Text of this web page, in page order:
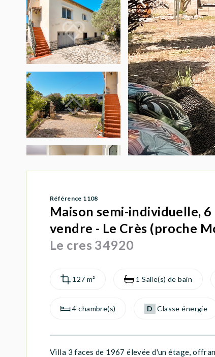
Référence 1108
Maison semi-individuelle, 6
vendre - Le Crès (proche
Le cres 34920
1 Salle(s) de bain
4 chambre(s)
127 m²
D Classe énergie
Villa 3 faces de 1967 élevée d'un étage,